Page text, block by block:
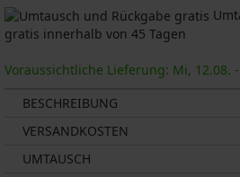
gratis innerhalb von 45 Tagen
Voraussichtliche Lieferung: Mi, 12.08. -
BESCHREIBUNG
VERSANDKOSTEN
UMTAUSCH